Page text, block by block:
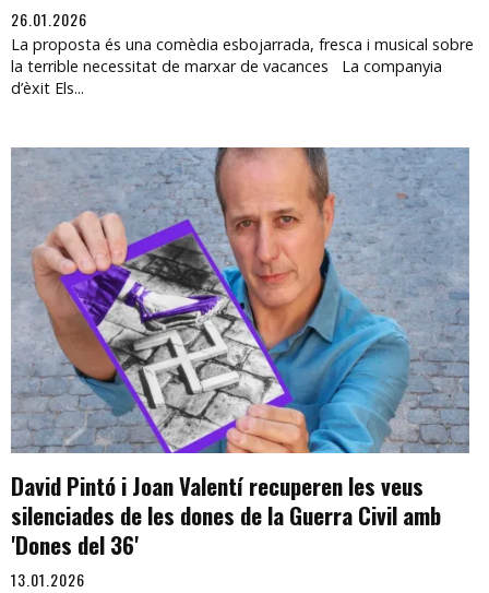
26.01.2026
La proposta és una comèdia esbojarrada, fresca i musical sobre
la terrible necessitat de marxar de vacances La companyia
d’èxit Els...
David Pintó i Joan Valentí recuperen les veus
silenciades de les dones de la Guerra Civil amb
'Dones del 36'
13.01.2026